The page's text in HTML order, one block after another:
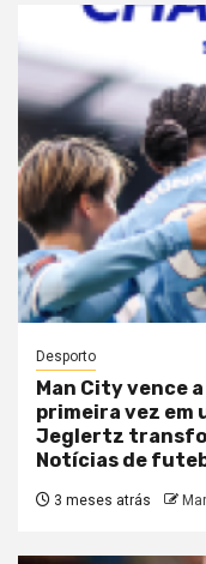
Desporto
Man City vence
primeira vez em
Jeglertz
Notícias de
3 meses atrás